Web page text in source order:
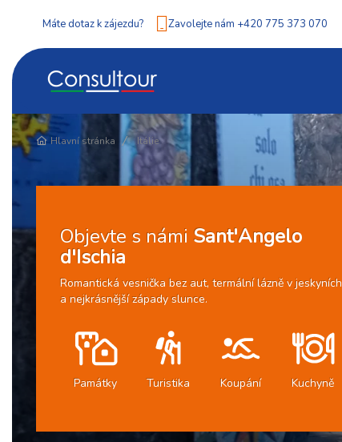
Máte dotaz k zájezdu? Zavolejte nám +420 775 373 070
Hlavní stránka Itálie
Objevte s námi Sant'Angelo
d'Ischia
Romantická vesnička bez aut, termální lázně v jeskyních
a nejkrásnější západy slunce.
Památky Turistika Koupání Kuchyně